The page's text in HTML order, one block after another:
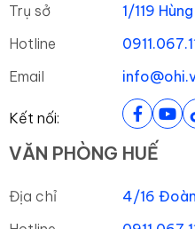
Trụ sở
1/119
Hotline
Email
Kết nối:
VĂN PHÒNG HUẾ
Địa chỉ
4/16 Đoàn